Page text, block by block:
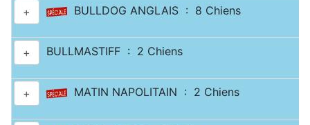
+ BULLDOG ANGLAIS : 8 Chiens
+ BULLMASTIFF : 2 Chiens
+ MATIN NAPOLITAIN : 2 Chiens